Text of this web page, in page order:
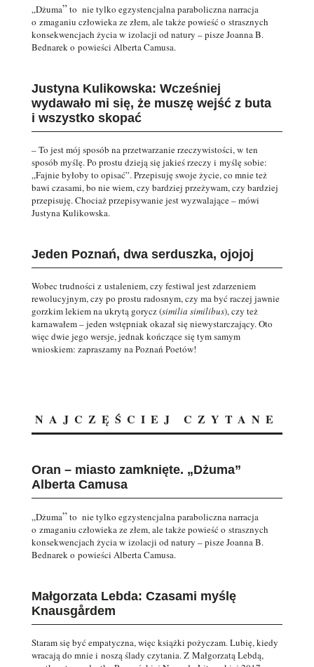
„Dżuma”to nie tylko egzystencjalna paraboliczna narracja
o zmaganiu człowieka ze złem, ale także powieść o strasznych
konsekwencjach życia w izolacji od natury – pisze Joanna B.
Bednarek o powieści Alberta Camusa.
Justyna Kulikowska: Wcześniej
wydawało mi się, że muszę wejść z buta
i wszystko skopać
– To jest mój sposób na przetwarzanie rzeczywistości, w ten
sposób myślę. Po prostu dzieją się jakieś rzeczy i myślę sobie:
„Fajnie byłoby to opisać”. Przepisuję swoje życie, co mnie też
bawi czasami, bo nie wiem, czy bardziej przeżywam, czy bardziej
przepisuję. Chociaż przepisywanie jest wyzwalające – mówi
Justyna Kulikowska.
Jeden Poznań, dwa serduszka, ojojoj
Wobec trudności z ustaleniem, czy festiwal jest zdarzeniem
rewolucyjnym, czy po prostu radosnym, czy ma być raczej jawnie
gorzkim lekiem na ukrytą gorycz (similia similibus), czy też
karnawałem – jeden wstępniak okazał się niewystarczający. Oto
więc dwie jego wersje, jednak kończące się tym samym
wnioskiem: zapraszamy na Poznań Poetów!
NAJCZĘŚCIEJ CZYTANE
Oran – miasto zamknięte. „Dżuma”
Alberta Camusa
„Dżuma”to nie tylko egzystencjalna paraboliczna narracja
o zmaganiu człowieka ze złem, ale także powieść o strasznych
konsekwencjach życia w izolacji od natury – pisze Joanna B.
Bednarek o powieści Alberta Camusa.
Małgorzata Lebda: Czasami myślę
Knausgårdem
Staram się być empatyczna, więc książki pożyczam. Lubię, kiedy
wracają do mnie i noszą ślady czytania. Z Małgorzatą Lebdą,